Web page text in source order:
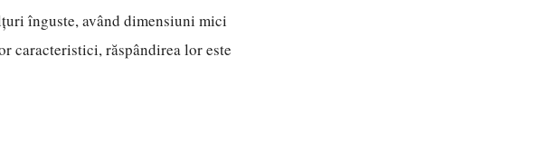
înguste, având dimensiuni mici
caracteristici, răspândirea lor este